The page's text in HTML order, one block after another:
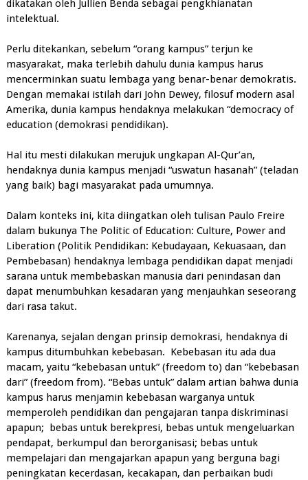
dikatakan oleh Jullien Benda sebagai pengkhianatan
intelektual.
Perlu ditekankan, sebelum “orang kampus” terjun ke
masyarakat, maka terlebih dahulu dunia kampus harus
mencerminkan suatu lembaga yang benar-benar demokratis.
Dengan memakai istilah dari John Dewey, filosuf modern asal
Amerika, dunia kampus hendaknya melakukan “democracy of
education (demokrasi pendidikan).
Hal itu mesti dilakukan merujuk ungkapan Al-Qur’an,
hendaknya dunia kampus menjadi “uswatun hasanah” (teladan
yang baik) bagi masyarakat pada umumnya.
Dalam konteks ini, kita diingatkan oleh tulisan Paulo Freire
dalam bukunya The Politic of Education: Culture, Power and
Liberation (Politik Pendidikan: Kebudayaan, Kekuasaan, dan
Pembebasan) hendaknya lembaga pendidikan dapat menjadi
sarana untuk membebaskan manusia dari penindasan dan
dapat menumbuhkan kesadaran yang menjauhkan seseorang
dari rasa takut.
Karenanya, sejalan dengan prinsip demokrasi, hendaknya di
kampus ditumbuhkan kebebasan. Kebebasan itu ada dua
macam, yaitu “kebebasan untuk” (freedom to) dan “kebebasan
dari” (freedom from). “Bebas untuk” dalam artian bahwa dunia
kampus harus menjamin kebebasan warganya untuk
memperoleh pendidikan dan pengajaran tanpa diskriminasi
apapun; bebas untuk berekpresi, bebas untuk mengeluarkan
pendapat, berkumpul dan berorganisasi; bebas untuk
mempelajari dan mengajarkan apapun yang berguna bagi
peningkatan kecerdasan, kecakapan, dan perbaikan budi